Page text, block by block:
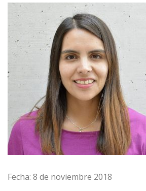
Fecha: 8 de noviembre 2018